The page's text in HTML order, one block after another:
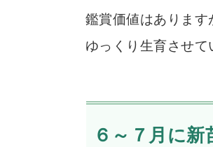
鑑賞価値はありま
ゆっくり生育させて
６～７月に